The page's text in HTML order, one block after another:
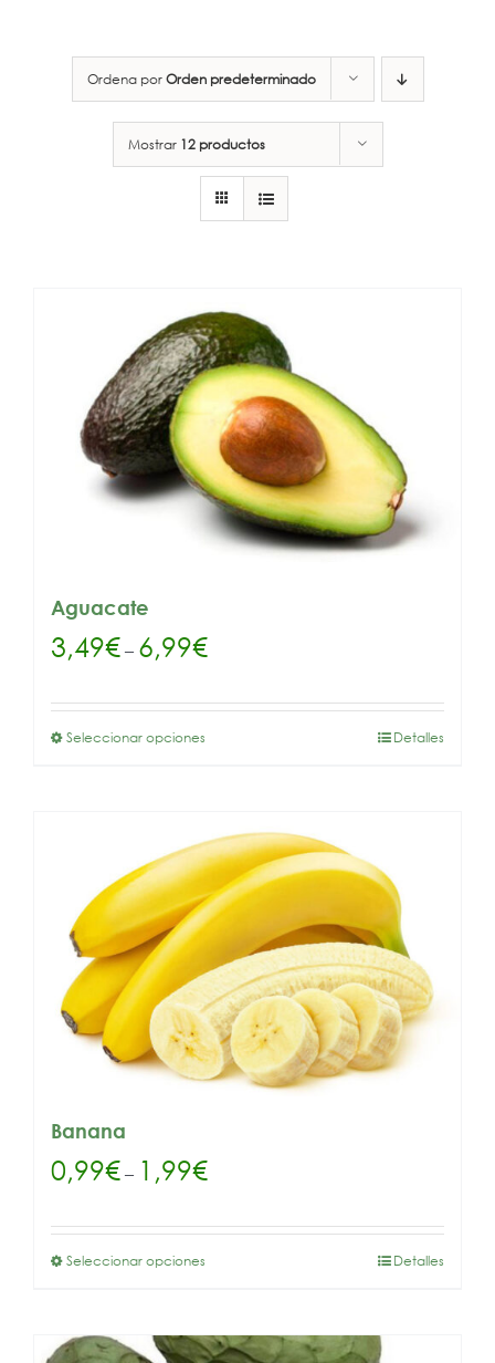
Ordena porOrden predeterminado
Mostrar 12 productos
Aguacate
3,49€– 6,99€
Seleccionar opciones Detalles
Banana
0,99€– 1,99€
Seleccionar opciones Detalles